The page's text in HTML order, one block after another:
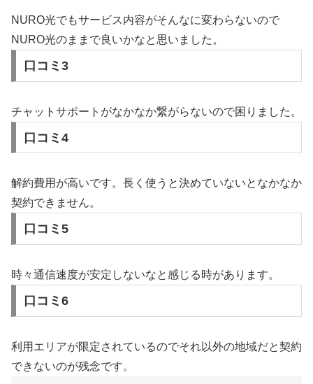
NURO光でもサービス内容がそんなに変わらないので
NURO光のままで良いかなと思いました。
口コミ3
チャットサポートがなかなか繋がらないので困りました。
口コミ4
解約費用が高いです。長く使うと決めていないとなかなか
契約できません。
口コミ5
時々通信速度が安定しないなと感じる時があります。
口コミ6
利用エリアが限定されているのでそれ以外の地域だと契約
できないのが残念です。